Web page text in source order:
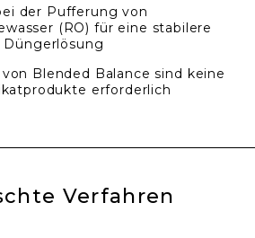
der Pufferung von
(RO) für eine stabilere
Düngerlösung
Blended Balance sind keine
erforderlich
Verfahren